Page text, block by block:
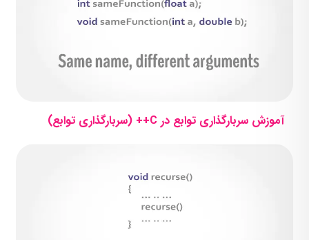
آموزش سربارگذاری توابع در C++ (سربارگذاری توابع)